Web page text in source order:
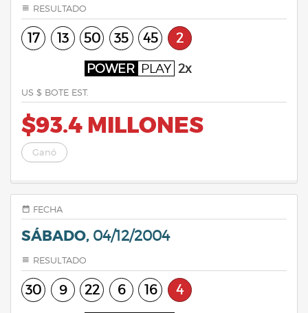
RESULTADO
17 13 50 35 45 2
POWER PLAY 2x
US $ BOTE EST.
$93.4 MILLONES
Ganó
FECHA
SÁBADO, 04/12/2004
RESULTADO
30 9 22 6 16 4